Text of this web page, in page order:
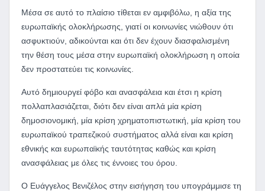
Μέσα σε αυτό το πλαίσιο τίθεται εν αμφιβόλω, η αξία της
ευρωπαϊκής ολοκλήρωσης, γιατί οι κοινωνίες νιώθουν ότι
ασφυκτιούν, αδικούνται και ότι δεν έχουν διασφαλισμένη
την θέση τους μέσα στην ευρωπαϊκή ολοκλήρωση η οποία
δεν προστατεύει τις κοινωνίες.
Αυτό δημιουργεί φόβο και ανασφάλεια και έτσι η κρίση
πολλαπλασιάζεται, διότι δεν είναι απλά μία κρίση
δημοσιονομική, μία κρίση χρηματοπιστωτική, μία κρίση του
ευρωπαϊκού τραπεζικού συστήματος αλλά είναι και κρίση
εθνικής και ευρωπαϊκής ταυτότητας καθώς και κρίση
ανασφάλειας με όλες τις έννοιες του όρου.
Ο Ευάγγελος Βενιζέλος στην εισήγηση του υπογράμμισε τη